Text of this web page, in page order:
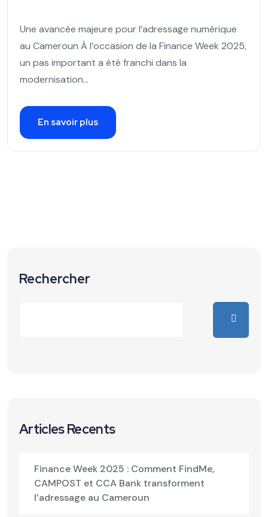
Une avancée majeure pour l’adressage numérique
au Cameroun À l’occasion de la Finance Week 2025,
un pas important a été franchi dans la
modernisation...
En savoir plus
Rechercher
Articles Recents
Finance Week 2025 : Comment FindMe,
CAMPOST et CCA Bank transforment
l’adressage au Cameroun